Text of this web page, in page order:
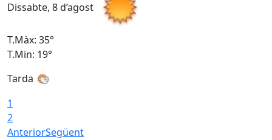
Dissabte, 8 d’agost
T.Màx: 35°
T.Min: 19°
Tarda
1
2
AnteriorSegüent